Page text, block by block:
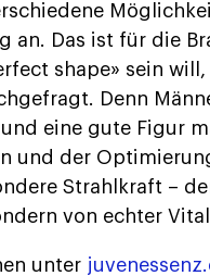
an. Das ist für die
shape» sein
Denn
eine gute Figur
und der
Strahlkraft –
von echter
unter